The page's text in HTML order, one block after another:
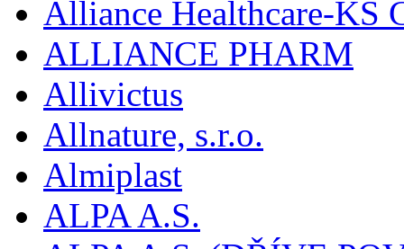
Alliance Healthcare-KS
ALLIANCE PHARM
Allivictus
Allnature, s.r.o.
Almiplast
ALPA A.S.